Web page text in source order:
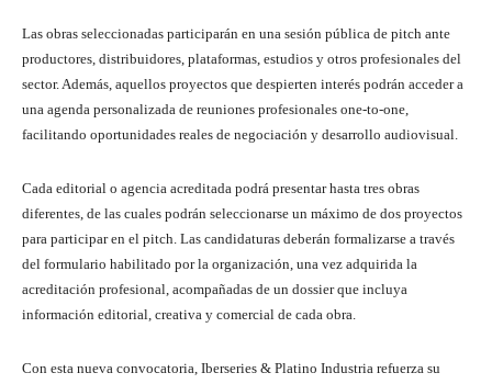
Las obras seleccionadas participarán en una sesión pública de pitch ante
productores, distribuidores, plataformas, estudios y otros profesionales del
sector. Además, aquellos proyectos que despierten interés podrán acceder a
una agenda personalizada de reuniones profesionales one-to-one,
facilitando oportunidades reales de negociación y desarrollo audiovisual.
Cada editorial o agencia acreditada podrá presentar hasta tres obras
diferentes, de las cuales podrán seleccionarse un máximo de dos proyectos
para participar en el pitch. Las candidaturas deberán formalizarse a través
del formulario habilitado por la organización, una vez adquirida la
acreditación profesional, acompañadas de un dossier que incluya
información editorial, creativa y comercial de cada obra.
Con esta nueva convocatoria, Iberseries & Platino Industria refuerza su